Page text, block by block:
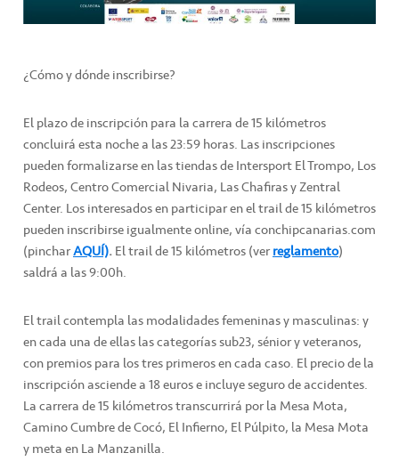
¿Cómo y dónde inscribirse?
El plazo de inscripción para la carrera de 15 kilómetros
concluirá esta noche a las 23:59 horas. Las inscripciones
pueden formalizarse en las tiendas de Intersport El Trompo, Los
Rodeos, Centro Comercial Nivaria, Las Chafiras y Zentral
Center. Los interesados en participar en el trail de 15 kilómetros
pueden inscribirse igualmente online, vía conchipcanarias.com
(pincharAQUÍ).El trail de 15 kilómetros (verreglamento)
saldrá a las 9:00h.
El trail contempla las modalidades femeninas y masculinas: y
en cada una de ellas las categorías sub23, sénior y veteranos,
con premios para los tres primeros en cada caso. El precio de la
inscripción asciende a 18 euros e incluye seguro de accidentes.
La carrera de 15 kilómetros transcurrirá por la Mesa Mota,
Camino Cumbre de Cocó, El Infierno, El Púlpito, la Mesa Mota
y meta en La Manzanilla.